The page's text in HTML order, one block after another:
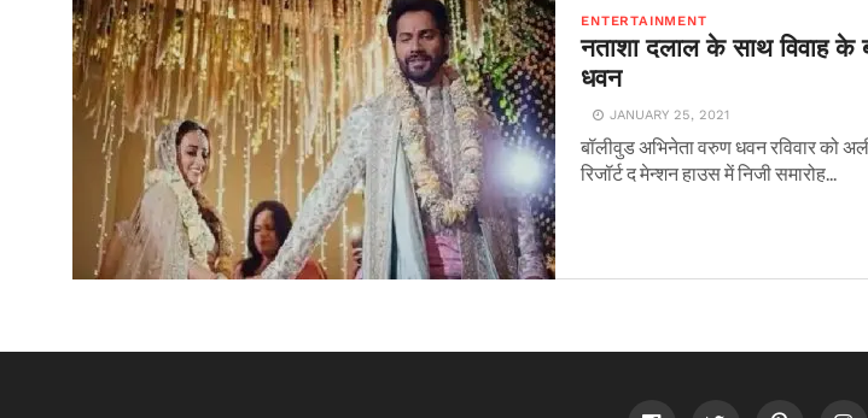
ENTERTAINMENT
नताशा दलाल के साथ विवाह
धवन
JANUARY 25, 2021
बॉलीवुड अभिनेता वरुण धवन रविवार को
रिजॉर्ट द मेन्शन हाउस में निजी समारोह...